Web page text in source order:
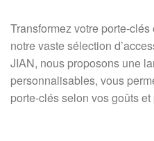
Transformez votre porte-
notre vaste sélection
JIAN, nous proposons une
personnalisables, vous
porte-clés selon vos goûts